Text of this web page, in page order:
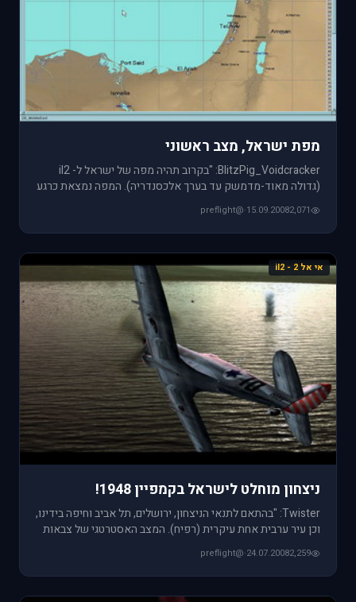
מפת ישראל, מצב ראשוני
BlitzPig_Voidcracker: "בקרוב תהיה מפה של ישראל ל- il2
(גדולה מאוד-מדמשק עד בערך אלכסנדריה). המפה נמצאת כרגע
2,071
15.09.2008
·
@preflight
אי אל 2 - il2
ניצחון מוחלט לישראל בקמפיין 1948!
Twister: "בהתאם לתנאי הניצחון, ירושלים, תל אביב וחיפה בידינו,
וכן עיר ערבית אחת עיקרית (רפיח). המצב האסטרטגי של צבאות
2,259
24.07.2008
·
@preflight